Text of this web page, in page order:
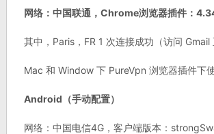
网络：中国联通，Chrome浏览器插件：
其中，Paris，FR 1 次连接成功（访问 Gmail
Mac 和 Window 下 PureVpn 浏览器插件下
Android（手动配置）
网络：中国电信4G，客户端版本：